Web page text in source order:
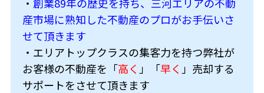
産市場に熟知した不動産のプロがお手伝いさ
せて頂きます
・エリアトップクラスの集客力を持つ弊社が
お客様の不動産を「高く 」「早く 」売却する
サポートをさせて頂きます